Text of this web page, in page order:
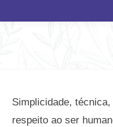
Simplicidade,
respeito ao ser